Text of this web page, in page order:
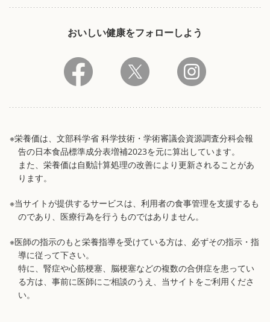
おいしい健康をフォローしよう
※栄養価は、文部科学省 科学技術・学術審議会資源調査分科会報
告の日本食品標準成分表増補2023を元に算出しています。
また、栄養価は自動計算処理の改善により更新されることがあ
ります。
※当サイトが提供するサービスは、利用者の食事管理を支援するも
のであり、医療行為を行うものではありません。
※医師の指示のもと栄養指導を受けている方は、必ずその指示・指
導に従って下さい。
特に、腎症や心筋梗塞、脳梗塞などの複数の合併症を患ってい
る方は、事前に医師にご相談のうえ、当サイトをご利用くださ
い。